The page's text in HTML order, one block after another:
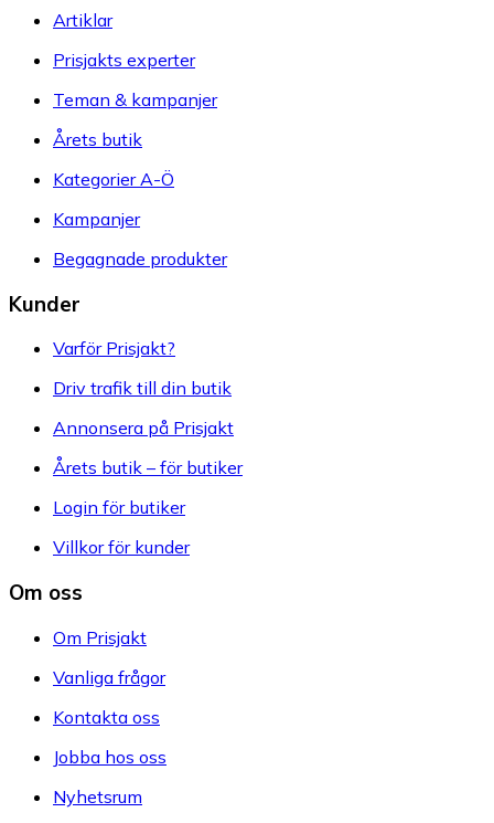
Artiklar
Prisjakts experter
Teman & kampanjer
Årets butik
Kategorier A-Ö
Kampanjer
Begagnade produkter
Kunder
Varför Prisjakt?
Driv trafik till din butik
Annonsera på Prisjakt
Årets butik – för butiker
Login för butiker
Villkor för kunder
Om oss
Om Prisjakt
Vanliga frågor
Kontakta oss
Jobba hos oss
Nyhetsrum